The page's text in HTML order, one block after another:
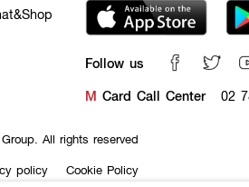
Follow us
M Card Call Center 02
All rights reserved
policy Cookie Policy